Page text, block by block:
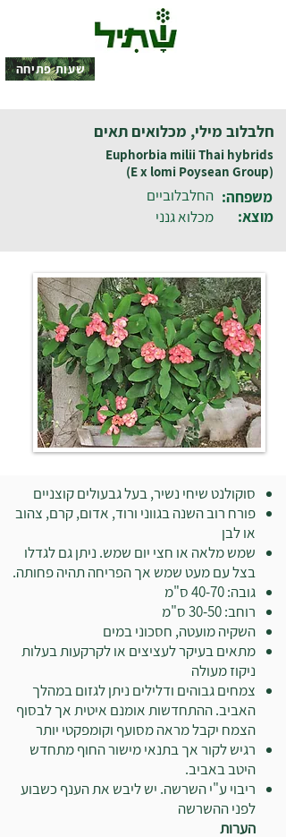
שעות פתיחה
חלבלוב מילי, מכלואים תאים
Euphorbia milii Thai hybrids
(E x lomi Poysean Group)
משפחה: החלבלוביים
מוצא:
מכלוא גנני
סוקולנט שיחי נשיר, בעל גבעולים קוצניים
פורח רוב השנה בגווני ורוד, אדום, קרם, צהוב
או לבן
שמש מלאה או חצי יום שמש. ניתן גם לגדלו
בצל עם מעט שמש אך הפריחה תהיה פחותה.
גובה: 40-70 ס"מ
רוחב: 30-50 ס"מ
השקיה מועטה, חסכוני במים
מתאים בעיקר לעציצים או לקרקעות בעלות
ניקוז מעולה
צמחים גבוהים ודלילים ניתן לגזום במהלך
האביב. ההתחדשות אומנם איטית אך לבסוף
הצמח יקבל מראה מסועף וקומפקטי יותר
רגיש לקור אך בתנאי מישור החוף מתחדש
היטב באביב.
ריבוי ע"י השרשה. יש ליבש את הענף כשבוע
לפני ההשרשה
הערות